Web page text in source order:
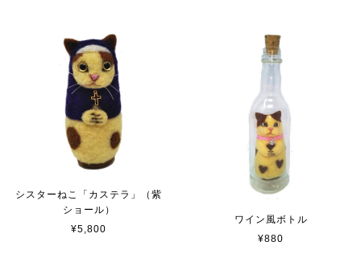
シスターねこ「カステラ」（紫
ショール）
¥5,800
ワイン風ボトル
¥880